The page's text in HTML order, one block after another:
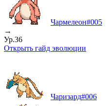
Чармелеон#005
→
Ур.36
Открыть гайд эволюции
Чаризард#006